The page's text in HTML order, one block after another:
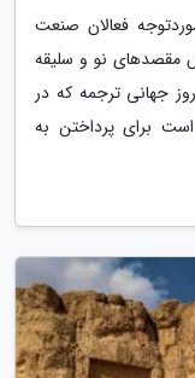
فعالان صنعت
مقصدهای نو و سلیقه
جهانی ترجمه که در
است برای پرداختن به